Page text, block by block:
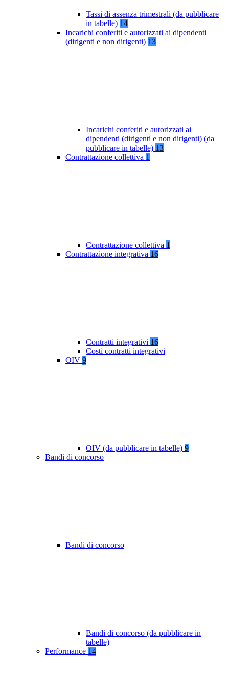
Tassi di assenza trimestrali (da pubblicare
in tabelle) 14
Incarichi conferiti e autorizzati ai dipendenti
(dirigenti e non dirigenti) 13
Incarichi conferiti e autorizzati ai
dipendenti (dirigenti e non dirigenti) (da
pubblicare in tabelle) 13
Contrattazione collettiva 1
Contrattazione collettiva 1
Contrattazione integrativa 16
Contratti integrativi 16
Costi contratti integrativi
OIV 9
OIV (da pubblicare in tabelle) 9
Bandi di concorso
Bandi di concorso
Bandi di concorso (da pubblicare in
tabelle)
Performance 14